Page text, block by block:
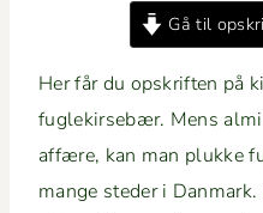
Gå til
Her får du opskriften på
fuglekirse­bær. Mens
affære, kan man plukke
mange sted­er i